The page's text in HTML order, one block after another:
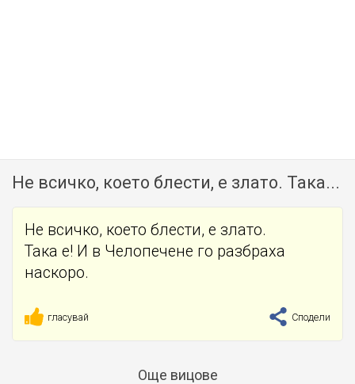
Не всичко, което блести, е злато. Така...
Не всичко, което блести, е злато.
Така е! И в Челопечене го разбраха
наскоро.
гласувай Сподели
Още вицове